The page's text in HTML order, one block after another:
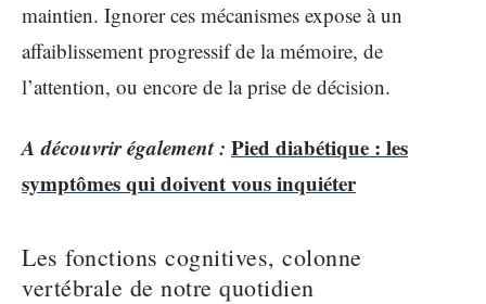
maintien. Ignorer ces mécanismes expose à un
affaiblissement progressif de la mémoire, de
l’attention, ou encore de la prise de décision.
A découvrir également : Pied diabétique : les
symptômes qui doivent vous inquiéter
Les fonctions cognitives, colonne
vertébrale de notre quotidien